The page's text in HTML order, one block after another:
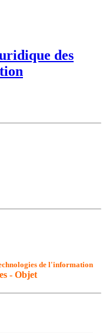
des
de l'information
- Objet